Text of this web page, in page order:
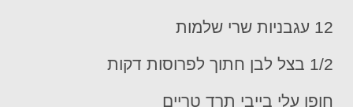
12 עגבניות שרי שלמות
1/2 בצל לבן חתוך לפרוסות דקות
חופן עלי בייבי תרד טריים